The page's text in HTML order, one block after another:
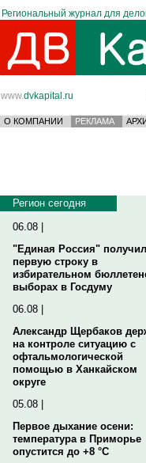
Региональный журнал для
www.dvkapital.ru
О КОМПАНИИ РЕКЛАМА
Регион сегодня
06.08 |
"Единая Россия"
первую строку в
избирательном
выборах в Госдуму
06.08 |
Александр Щербаков
на контроле ситуацию с
офтальмологической
помощью в Ханкайском
округе
05.08 |
Первое дыхание осени:
температура в Приморье
опустится до +8 °C